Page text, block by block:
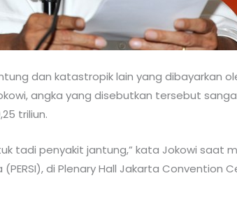
dan katastropik lain yang dibayarkan
angka yang disebutkan tersebut
triliun.
tadi penyakit jantung,” kata Jokowi saat
di Plenary Hall Jakarta Convention